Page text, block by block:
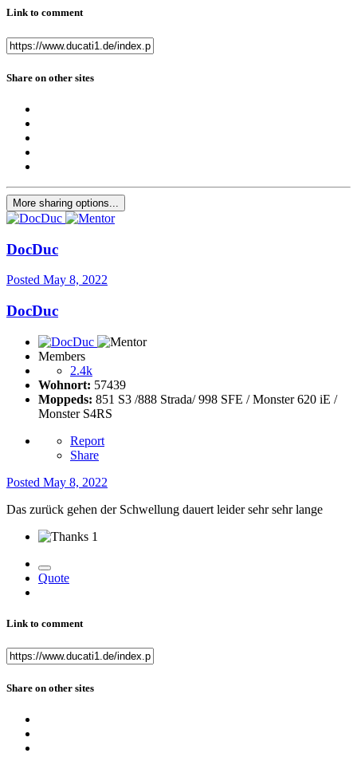
Link to comment
Share on other sites
More sharing options...
DocDuc
Posted May 8, 2022
DocDuc
Members
2.4k
Wohnort: 57439
Moppeds: 851 S3 /888 Strada/ 998 SFE / Monster 620 iE /
Monster S4RS
Report
Share
Posted May 8, 2022
Das zurück gehen der Schwellung dauert leider sehr sehr lange
1
Quote
Link to comment
Share on other sites